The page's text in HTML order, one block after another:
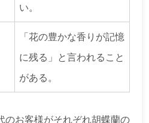
い。
「花の豊かな香りが記憶
に残る」と言われること
がある。
のお客様がそれぞれ胡蝶蘭の